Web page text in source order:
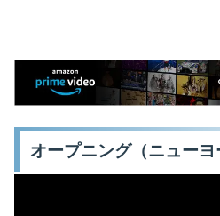
オープニング（ニューヨ